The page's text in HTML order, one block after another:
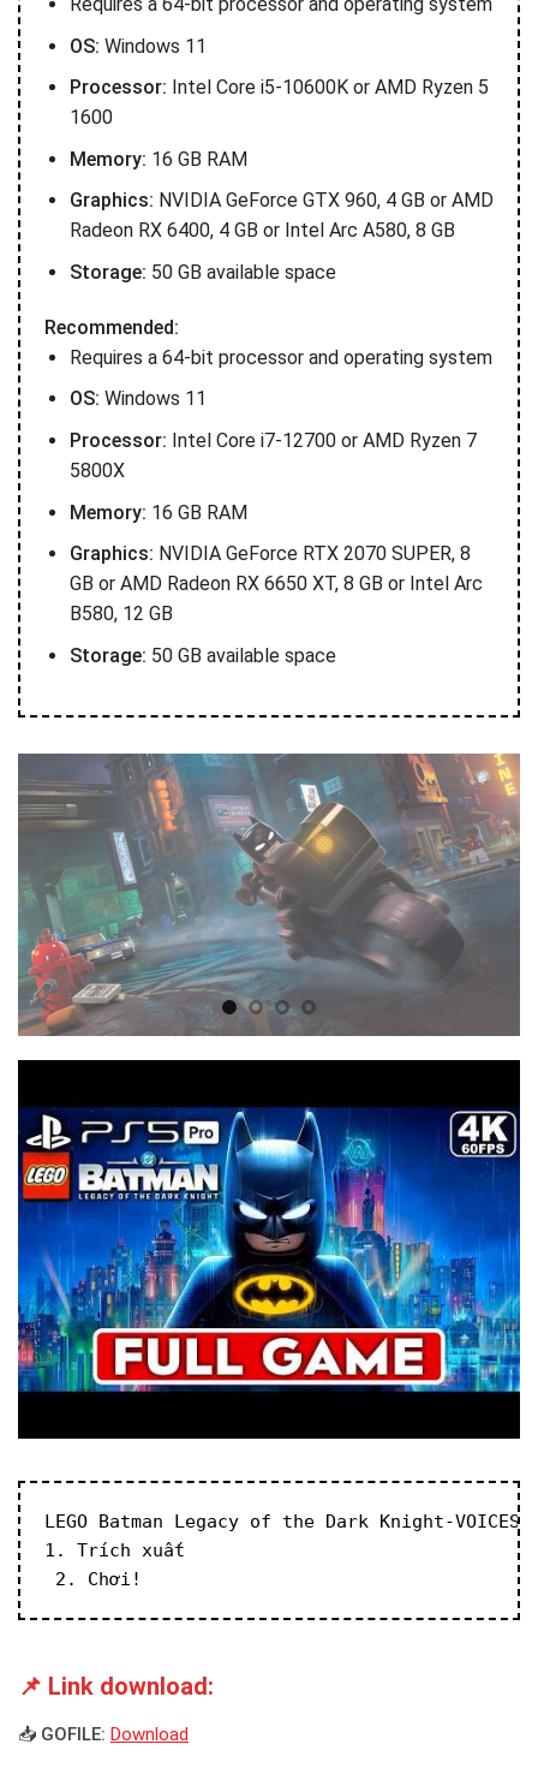
OS: Windows 11
Processor: Intel Core i5-10600K or AMD Ryzen 5
1600
Memory: 16 GB RAM
Graphics: NVIDIA GeForce GTX 960, 4 GB or AMD
Radeon RX 6400, 4 GB or Intel Arc A580, 8 GB
Storage: 50 GB available space
Recommended:
Requires a 64-bit processor and operating system
OS: Windows 11
Processor: Intel Core i7-12700 or AMD Ryzen 7
5800X
Memory: 16 GB RAM
Graphics: NVIDIA GeForce RTX 2070 SUPER, 8
GB or AMD Radeon RX 6650 XT, 8 GB or Intel Arc
B580, 12 GB
Storage: 50 GB available space
LEGO Batman Legacy of the Dark Knight-
1. Trích xuất
2. Chơi!
📌 Link download:
📥 GOFILE: Download